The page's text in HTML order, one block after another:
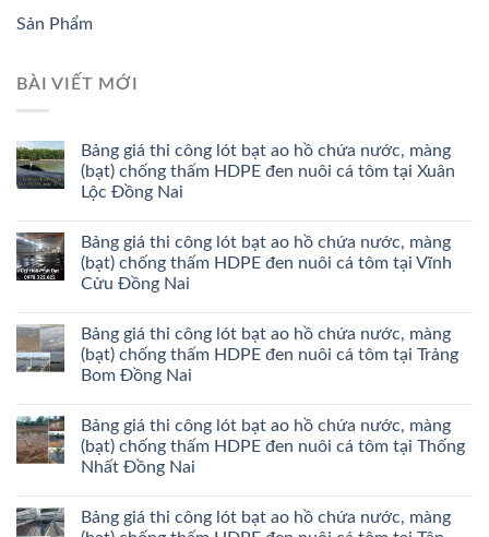
Sản Phẩm
BÀI VIẾT MỚI
Bảng giá thi công lót bạt ao hồ chứa nước, màng
(bạt) chống thấm HDPE đen nuôi cá tôm tại Xuân
Lộc Đồng Nai
Bảng giá thi công lót bạt ao hồ chứa nước, màng
(bạt) chống thấm HDPE đen nuôi cá tôm tại Vĩnh
Cửu Đồng Nai
Bảng giá thi công lót bạt ao hồ chứa nước, màng
(bạt) chống thấm HDPE đen nuôi cá tôm tại Trảng
Bom Đồng Nai
Bảng giá thi công lót bạt ao hồ chứa nước, màng
(bạt) chống thấm HDPE đen nuôi cá tôm tại Thống
Nhất Đồng Nai
Bảng giá thi công lót bạt ao hồ chứa nước, màng